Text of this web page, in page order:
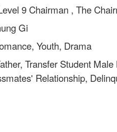
9 Chairman , The
Gi
Youth, Drama
Transfer Student
Relationship,